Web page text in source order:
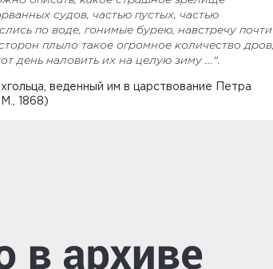
судов, частью пустых, частью
по воде, гонимые бурею, навстречу почти
плыло такое огромное количество дров,
день наловить их на целую зиму …".
веденный им в царствование Петра
М., 1868)